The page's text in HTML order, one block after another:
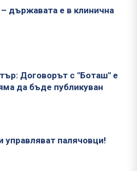
държавата е в клинична
Договорът с "Боташ" е
да бъде публикуван
управляват палячовци!